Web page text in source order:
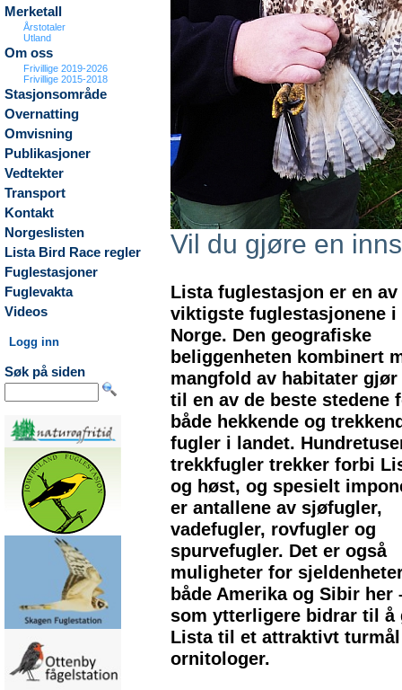
Merketall
Årstotaler
Utland
Om oss
Frivillige 2019-2026
Frivillige 2015-2018
Stasjonsområde
Overnatting
Omvisning
Publikasjoner
Vedtekter
Transport
Kontakt
Norgeslisten
Lista Bird Race regler
Fuglestasjoner
Fuglevakta
Videos
Logg inn
Søk på siden
Vil du gjøre en
Lista fuglestasjon er en av
viktigste fuglestasjonene i
Norge. Den geografiske
beliggenheten kombinert
mangfold av habitater
til en av de beste stedene
både hekkende og
fugler i landet.
trekkfugler trekker forbi
og høst, og spesielt
er antallene av sjøfugler,
vadefugler, rovfugler og
spurvefugler. Det er også
muligheter for
både Amerika og Sibir her
som ytterligere bidrar til å
Lista til et attraktivt
ornitologer.